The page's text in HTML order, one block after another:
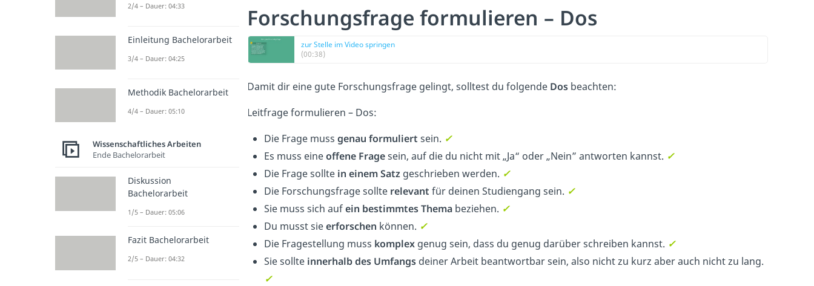
Forschungsfrage formulieren – Dos
zur Stelle im Video springen
(00:38)
Damit dir eine gute Forschungsfrage gelingt, solltest du folgende Dos beachten:
Leitfrage formulieren – Dos:
Die Frage muss genau formuliert sein. ✓
Es muss eineoffene Fragesein, auf die du nicht mit „Ja“ oder „Nein” antworten kannst. ✓
Die Frage sollte in einem Satz geschrieben werden. ✓
Die Forschungsfrage sollte relevant für deinen Studiengang sein. ✓
Sie muss sich aufein bestimmtesThema beziehen. ✓
Du musst sieerforschen können. ✓
Die Fragestellung muss komplex genug sein, dass du genug darüber schreiben kannst. ✓
Sie sollte innerhalb des Umfangs deiner Arbeit beantwortbar sein, also nicht zu kurz aber auch nicht zu lang.
✓
2/4 – Dauer: 04:33
Einleitung Bachelorarbeit
3/4 – Dauer: 04:25
Methodik Bachelorarbeit
4/4 – Dauer: 05:10
Wissenschaftliches Arbeiten
Ende Bachelorarbeit
Diskussion
Bachelorarbeit
1/5 – Dauer: 05:06
Fazit Bachelorarbeit
2/5 – Dauer: 04:32